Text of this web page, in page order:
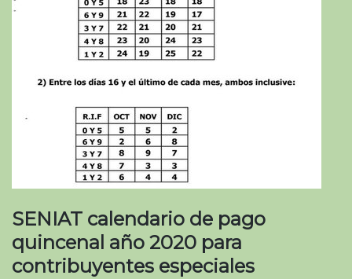
SENIAT calendario de pago
quincenal año 2020 para
contribuyentes especiales